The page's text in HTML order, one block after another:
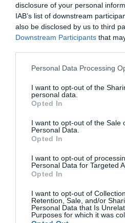
disclosure of your personal
IAB’s list of downstream
also be disclosed by us to third
Downstream Participants that
Personal Data Processing
I want to opt-out of the
personal data.
Opted In
I want to opt-out of the Sale
Personal Data.
Opted In
I want to opt-out of
Personal Data for Targeted
Opted In
I want to opt-out of
Retention, Sale, and/or
Personal Data that Is
Purposes for which it was
El
nueva
alimentaria
Los principales clientes de
son "personas
encuentran en nuestro
totalmente diferente del
señala Coloma. Además,
aquellaspersonas que
activamente el consumo
proteínas de más calidad